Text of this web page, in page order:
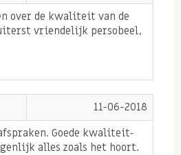
over de kwaliteit van de
vriendelijk persobeel,
11-06-2018
Goede kwaliteit-
alles zoals het hoort.